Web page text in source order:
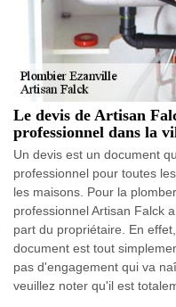
Le devis de Artisan
professionnel dans la
Un devis est un document
professionnel pour toutes
les maisons. Pour la
professionnel Artisan Falck
part du propriétaire. En
document est tout
pas d'engagement qui va
veuillez noter qu'il est